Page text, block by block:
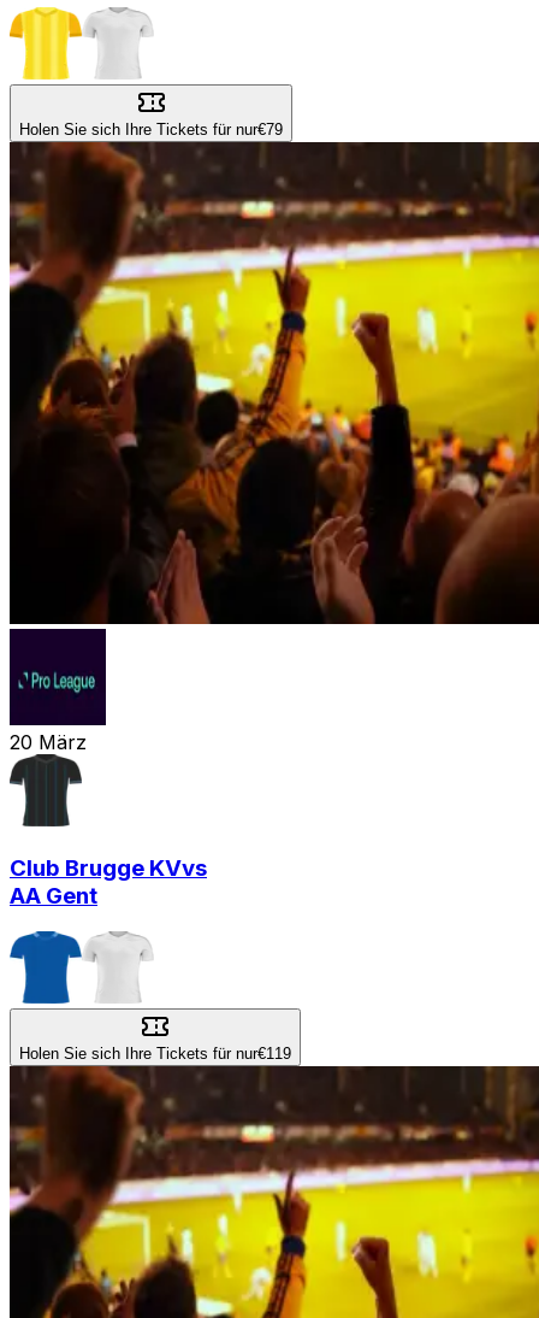
Holen Sie sich Ihre Tickets für nur€79
20 März
Club Brugge KVvs
AA Gent
Holen Sie sich Ihre Tickets für nur€119